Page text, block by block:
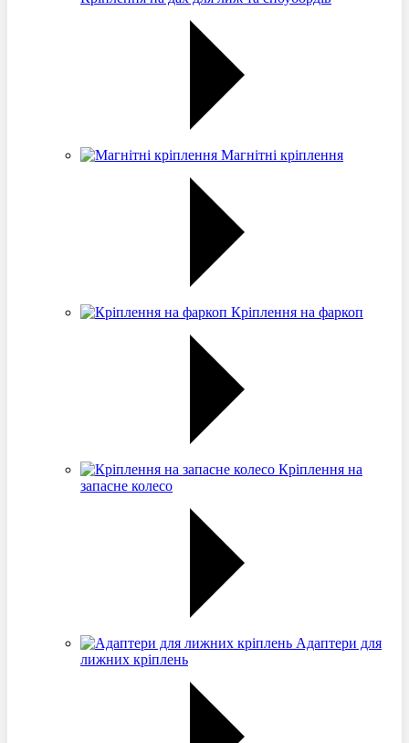
Магнітні кріплення
Кріплення на фаркоп
Кріплення на
запасне колесо
Адаптери для
лижних кріплень